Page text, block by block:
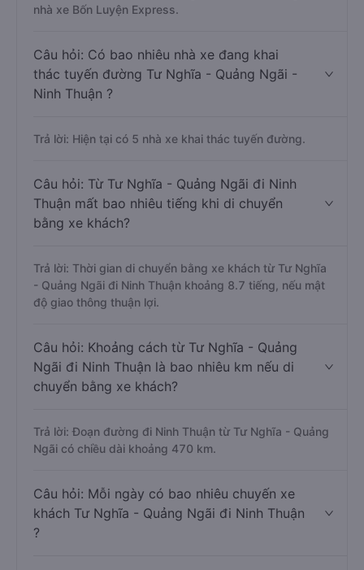
nhà xe Bốn Luyện Express.
Câu hỏi: Có bao nhiêu nhà xe đang khai
thác tuyến đường Tư Nghĩa - Quảng Ngãi -
Ninh Thuận ?
Trả lời: Hiện tại có 5 nhà xe khai thác tuyến đường.
Câu hỏi: Từ Tư Nghĩa - Quảng Ngãi đi Ninh
Thuận mất bao nhiêu tiếng khi di chuyển
bằng xe khách?
Trả lời: Thời gian di chuyển bằng xe khách từ Tư Nghĩa
- Quảng Ngãi đi Ninh Thuận khoảng 8.7 tiếng, nếu mật
độ giao thông thuận lợi.
Câu hỏi: Khoảng cách từ Tư Nghĩa - Quảng
Ngãi đi Ninh Thuận là bao nhiêu km nếu di
chuyển bằng xe khách?
Trả lời: Đoạn đường đi Ninh Thuận từ Tư Nghĩa - Quảng
Ngãi có chiều dài khoảng 470 km.
Câu hỏi: Mỗi ngày có bao nhiêu chuyến xe
khách Tư Nghĩa - Quảng Ngãi đi Ninh Thuận
?